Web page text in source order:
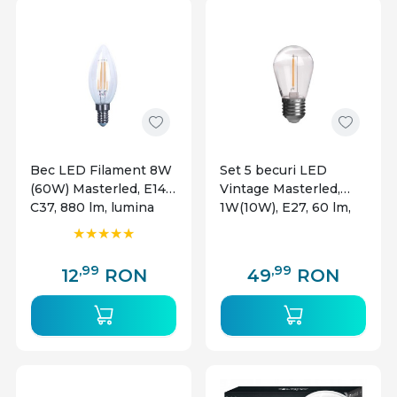
Bec LED Filament 8W
(60W) Masterled, E14
C37, 880 lm, lumina
neutra (4000K), clasa
12,99 RON
Set 5 becuri LED
Vintage Masterled,
1W(10W), E27, 60 lm,
49,99 RON